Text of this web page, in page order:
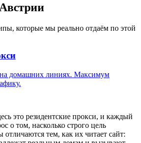
которые мы реально отдаём по этой
на домашних линиях. Максимум
это резидентские прокси, и каждый
о том, насколько строго цель
отличаются тем, как их читает сайт: